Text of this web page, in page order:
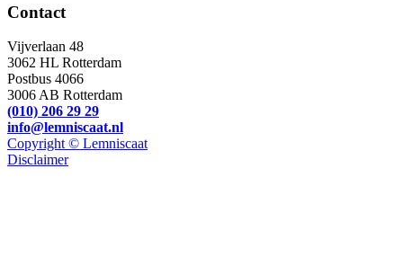
Contact
Vijverlaan 48
3062 HL Rotterdam
Postbus 4066
3006 AB Rotterdam
(010) 206 29 29
info@lemniscaat.nl
Copyright © Lemniscaat
Disclaimer